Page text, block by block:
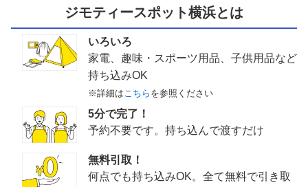
ジモティースポット横浜とは
いろいろ
家電、趣味・スポーツ用品、子供用品など
持ち込みOK
※詳細はこちら を参照ください
5分で完了！
予約不要です。持ち込んで渡すだけ
無料引取！
何点でも持ち込みOK。全て無料で引き取